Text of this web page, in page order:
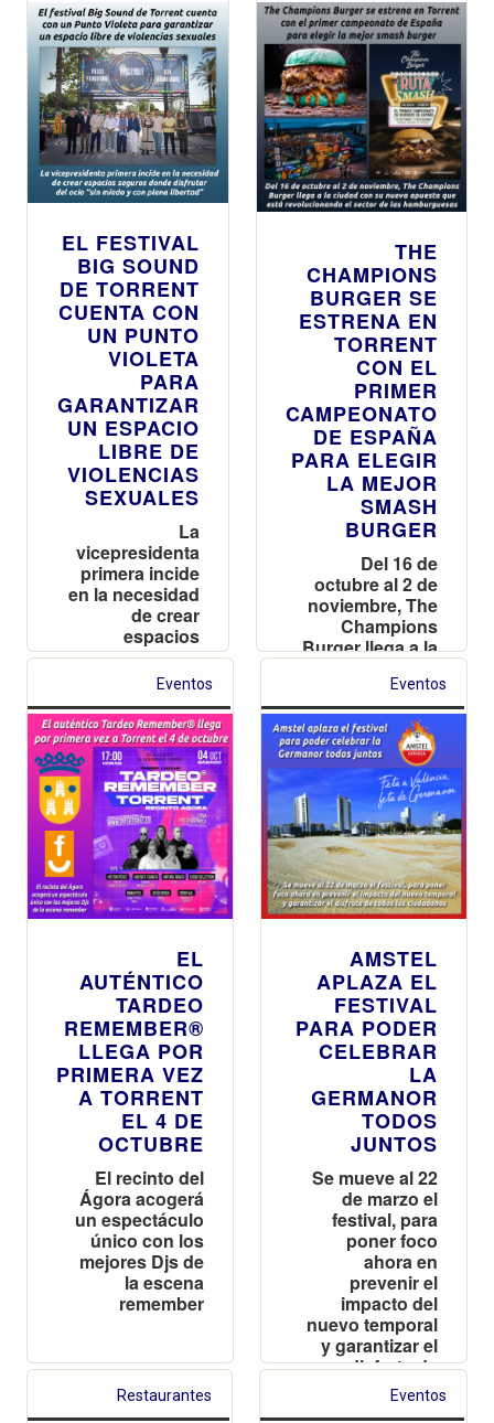
EL FESTIVAL
BIG SOUND
DE TORRENT
CUENTA CON
UN PUNTO
VIOLETA
PARA
GARANTIZAR
UN ESPACIO
LIBRE DE
VIOLENCIAS
SEXUALES
La
vicepresidenta
primera incide
en la necesidad
de crear
espacios
seguros donde
disfrutar del
y con plena
libertad”
THE
CHAMPIONS
BURGER SE
ESTRENA EN
TORRENT
CON EL
PRIMER
CAMPEONATO
DE ESPAÑA
PARA ELEGIR
LA MEJOR
SMASH
BURGER
Del 16 de
octubre al 2 de
noviembre, The
Champions
Burger llega a la
nueva apuesta
que está
revolucionando
el sector de las
hamburguesas
Eventos
EL
AUTÉNTICO
TARDEO
REMEMBER®
LLEGA POR
PRIMERA VEZ
A TORRENT
EL 4 DE
OCTUBRE
El recinto del
Ágora acogerá
un espectáculo
único con los
mejores Djs de
la escena
remember
Eventos
AMSTEL
APLAZA EL
FESTIVAL
PARA PODER
CELEBRAR
LA
GERMANOR
TODOS
JUNTOS
Se mueve al 22
de marzo el
festival, para
poner foco
ahora en
prevenir el
impacto del
nuevo temporal
y garantizar el
disfrute de
todos los
ciudadanos
Restaurantes Eventos